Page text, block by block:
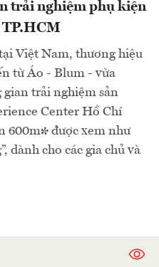
trải nghiệm phụ kiện
Việt Nam, thương hiệu
từ Áo - Blum - vừa
gian trải nghiệm sản
Center Hồ Chí
600m² được xem như
dành cho các gia chủ và